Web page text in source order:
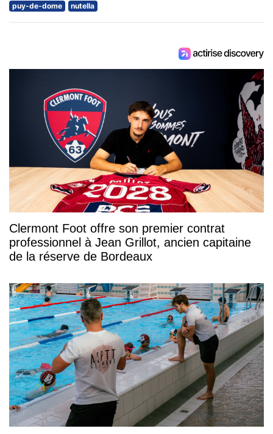
puy-de-dome nutella
Clermont Foot offre son premier contrat
professionnel à Jean Grillot, ancien capitaine
de la réserve de Bordeaux